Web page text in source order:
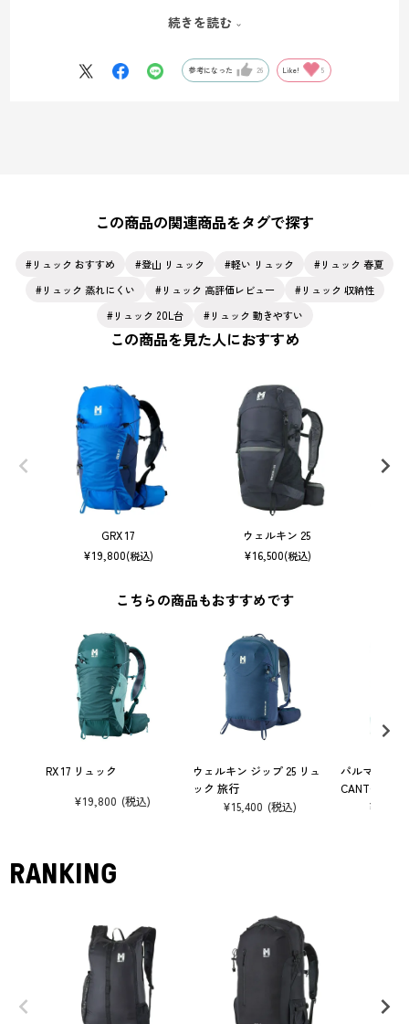
行動中に素早い出し入れを可能にします。
続きを読む
参考になった 26 Like! 5
この商品の関連商品をタグで探す
リュック おすすめ 登山 リュック 軽い リュック
リュック 春夏
リュック 蒸れにくい
リュック 高評価レビュー
リュック 収納性
リュック 20L台
リュック 動きやすい
この商品を見た人におすすめ
GRX 17
¥19,800(税込)
ウェルキン 25
¥16,500(税込)
こちらの商品もおすすめです
RX 17 リュック
¥19,800
ウェルキン ジップ 25 リュ
ック 旅行
¥15,400
パルマラン
CANTON
¥
RANKING